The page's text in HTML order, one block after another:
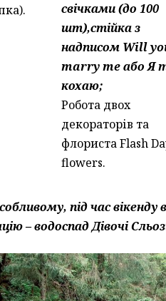
свічками (до 100
шт),стійка з
надписом Will
marry me або Я
кохаю;
Робота двох
декораторів та
флориста Flash
flowers.
під час
– водоспад Дівочі